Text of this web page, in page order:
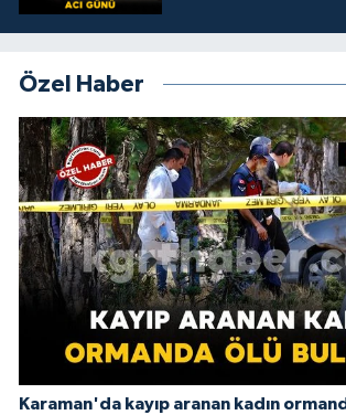
Özel Haber
Karaman'da kayıp aranan kadın